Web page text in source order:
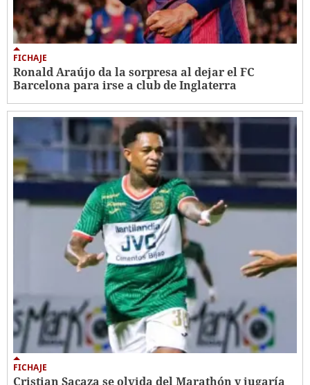
FICHAJE
Ronald Araújo da la sorpresa al dejar el FC
Barcelona para irse a club de Inglaterra
FICHAJE
Cristian Sacaza se olvida del Marathón y jugaría